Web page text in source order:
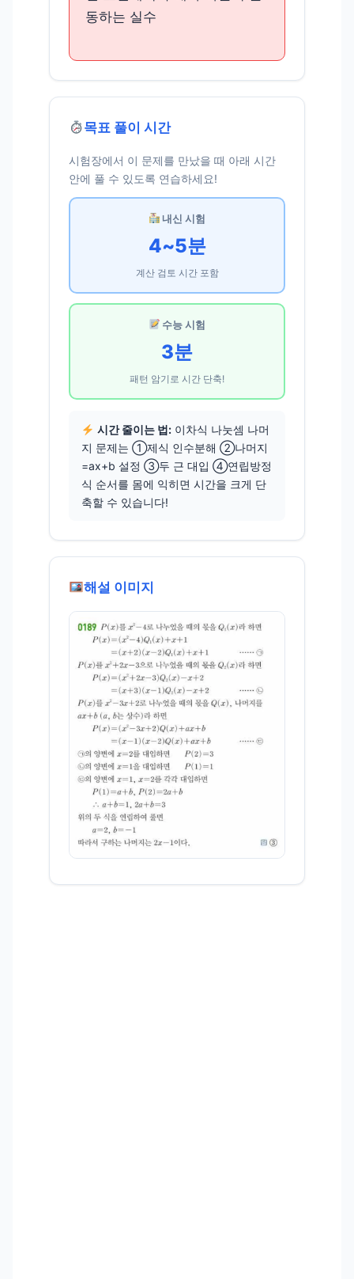
동하는 실수
목표 풀이 시간
시험장에서 이 문제를 만났을 때 아래 시간
안에 풀 수 있도록 연습하세요!
내신 시험
4~5분
계산 검토 시간 포함
수능 시험
3분
패턴 암기로 시간 단축!
시간 줄이는 법:이차식 나눗셈 나머
지 문제는 ①제식 인수분해 ②나머지
=ax+b 설정 ③두 근 대입 ④연립방정
식 순서를 몸에 익히면 시간을 크게 단
축할 수 있습니다!
해설 이미지